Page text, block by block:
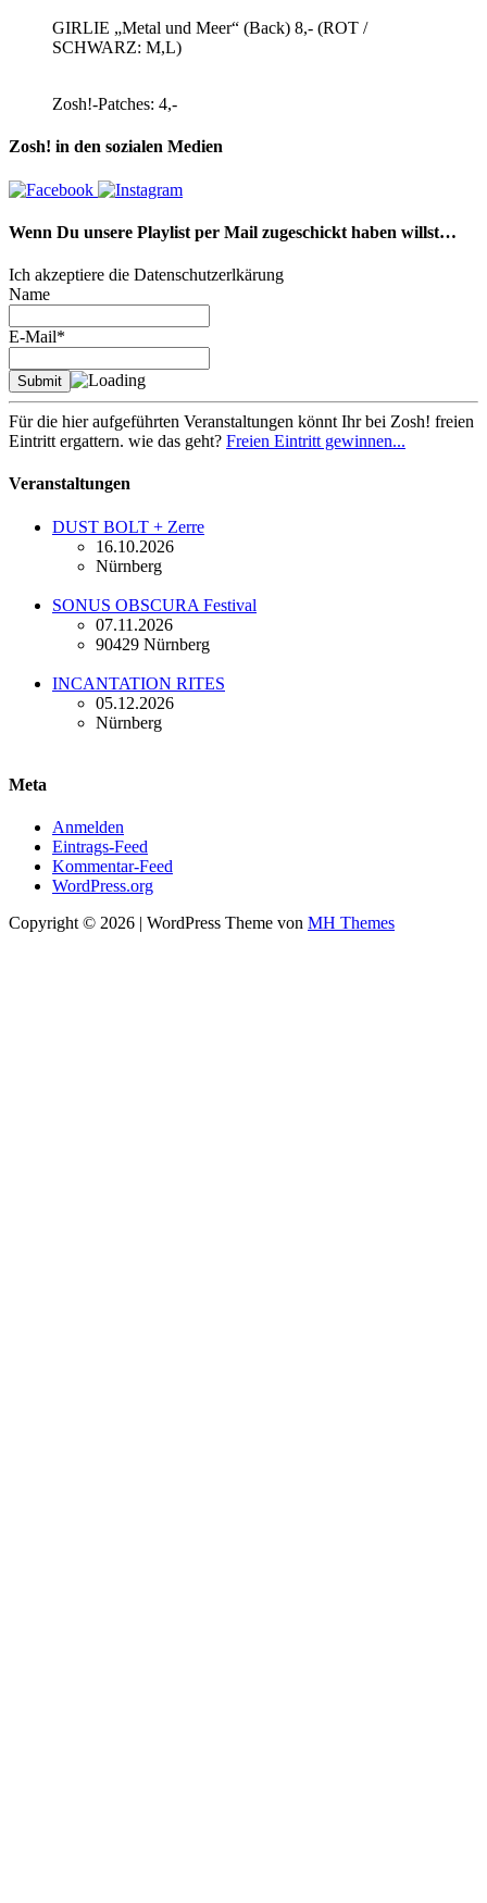
GIRLIE „Metal und Meer“ (Back) 8,- (ROT /
SCHWARZ: M,L)
Zosh!-Patches: 4,-
Zosh! in den sozialen Medien
Wenn Du unsere Playlist per Mail zugeschickt haben willst…
Ich akzeptiere die Datenschutzerlkärung
Name
E-Mail*
Für die hier aufgeführten Veranstaltungen könnt Ihr bei Zosh! freien
Eintritt ergattern. wie das geht? Freien Eintritt gewinnen...
Veranstaltungen
DUST BOLT + Zerre
16.10.2026
Nürnberg
SONUS OBSCURA Festival
07.11.2026
90429 Nürnberg
INCANTATION RITES
05.12.2026
Nürnberg
Meta
Anmelden
Eintrags-Feed
Kommentar-Feed
WordPress.org
Copyright © 2026 | WordPress Theme von MH Themes